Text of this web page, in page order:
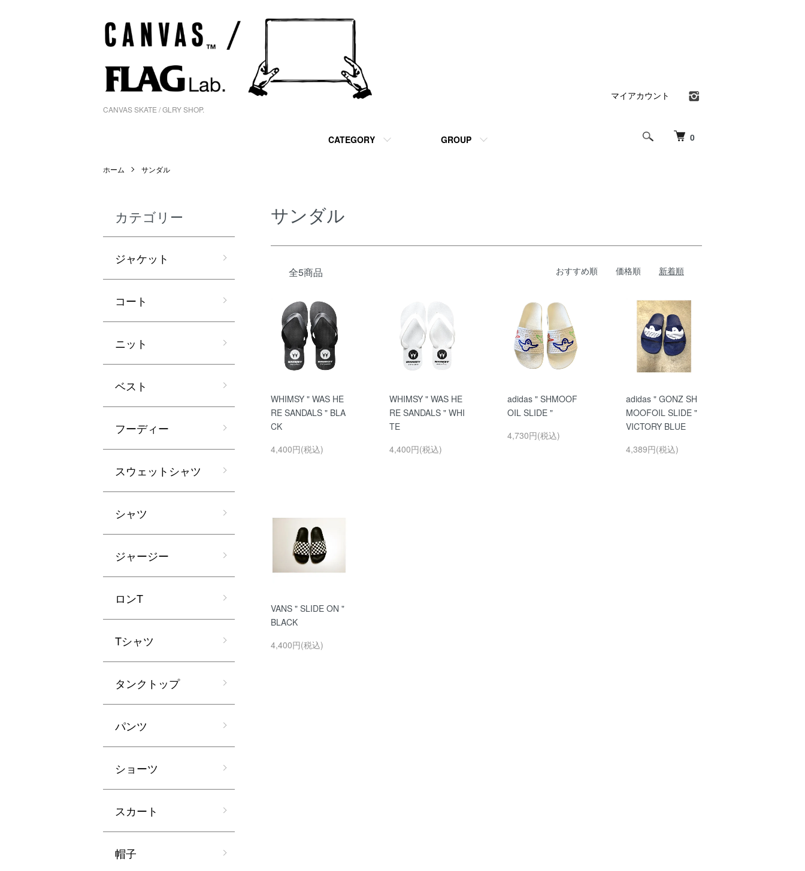
CANVAS SKATE / GLRY SHOP.
0
CATEGORY GROUP
マイアカウント
ホーム サンダル
サンダル
全5商品 おすすめ順 価格順 新着順
WHIMSY " WAS HE
RE SANDALS " BLA
CK
4,400円(税込)
WHIMSY " WAS HE
RE SANDALS " WHI
TE
4,400円(税込)
adidas " SHMOOF
OIL SLIDE "
4,730円(税込)
adidas " GONZ SH
MOOFOIL SLIDE "
VICTORY BLUE
4,389円(税込)
VANS " SLIDE ON "
BLACK
4,400円(税込)
カテゴリー
ジャケット
コート
ニット
ベスト
フーディー
スウェットシャツ
シャツ
ジャージー
ロンT
Tシャツ
タンクトップ
パンツ
ショーツ
スカート
帽子